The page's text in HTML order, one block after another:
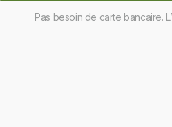
Pas besoin de carte bancaire.